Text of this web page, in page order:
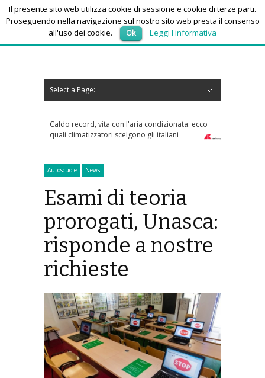
venerdì 7, Agosto 2026
Select a Page:
vita con l'aria condizionata: ecco
scelgono gli italiani
Tra bambini e ragazzi in aumento
psicofarmaci, consumi triplicati
Autoscuole News
Esami di teoria
prorogati, Unasca:
risponde a nostre
richieste
Il presente sito web utilizza cookie di sessione e cookie di terze parti.
Proseguendo nella navigazione sul nostro sito web presta il consenso
all'uso dei cookie.
Ok Leggi l informativa